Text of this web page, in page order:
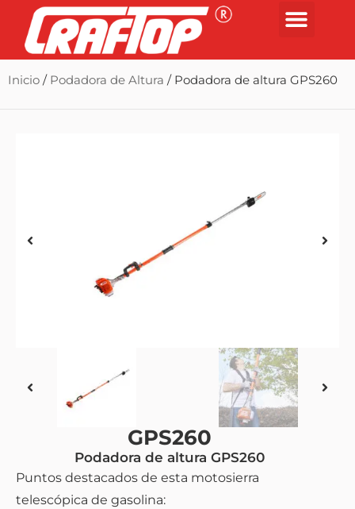
Inicio / Podadora de Altura / Podadora de altura GPS260
GPS260
Podadora de altura GPS260
Puntos destacados de esta motosierra
telescópica de gasolina: